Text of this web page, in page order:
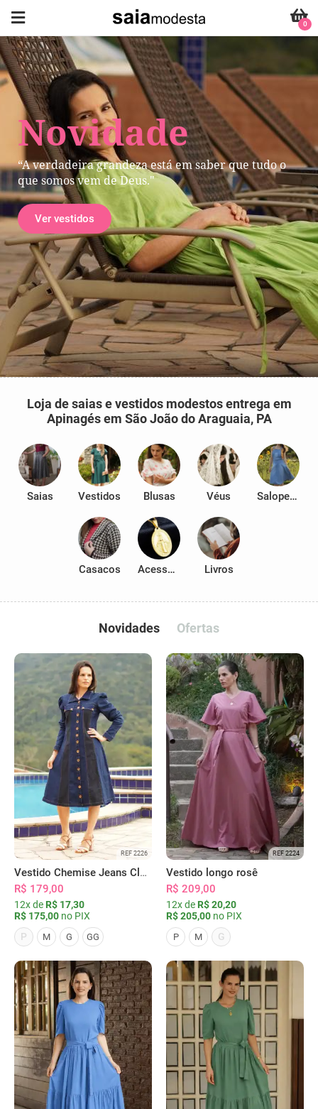
Novidade
“A verdadeira grandeza está em saber que tudo o
que somos vem de Deus."
Ver vestidos
0
Loja de saias e vestidos modestos entrega em
Apinagés em São João do Araguaia, PA
Saias Vestidos Blusas Véus Salopetes
Casacos Acessórios Livros
Novidades Ofertas
REF 2226
Vestido Chemise Jeans Clássica Serena
R$ 179,00
12x de R$ 17,30
R$ 175,00 no PIX
P
M G GG
REF 2224
Vestido longo rosê
R$ 209,00
12x de R$ 20,20
R$ 205,00 no PIX
P M G